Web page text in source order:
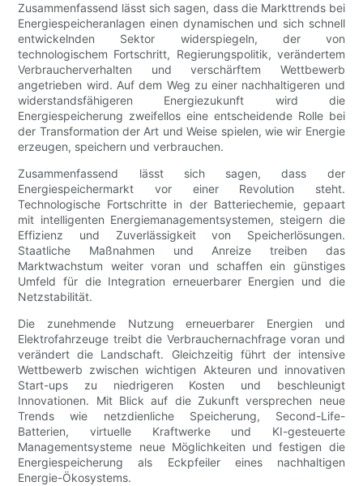
Zusammenfassend lässt sich sagen, dass die Markttrends bei
Energiespeicheranlagen einen dynamischen und sich schnell
entwickelnden Sektor widerspiegeln, der von
technologischem Fortschritt, Regierungspolitik, verändertem
Verbraucherverhalten und verschärftem Wettbewerb
angetrieben wird. Auf dem Weg zu einer nachhaltigeren und
widerstandsfähigeren Energiezukunft wird die
Energiespeicherung zweifellos eine entscheidende Rolle bei
der Transformation der Art und Weise spielen, wie wir Energie
erzeugen, speichern und verbrauchen.
Zusammenfassend lässt sich sagen, dass der
Energiespeichermarkt vor einer Revolution steht.
Technologische Fortschritte in der Batteriechemie, gepaart
mit intelligenten Energiemanagementsystemen, steigern die
Effizienz und Zuverlässigkeit von Speicherlösungen.
Staatliche Maßnahmen und Anreize treiben das
Marktwachstum weiter voran und schaffen ein günstiges
Umfeld für die Integration erneuerbarer Energien und die
Netzstabilität.
Die zunehmende Nutzung erneuerbarer Energien und
Elektrofahrzeuge treibt die Verbrauchernachfrage voran und
verändert die Landschaft. Gleichzeitig führt der intensive
Wettbewerb zwischen wichtigen Akteuren und innovativen
Start-ups zu niedrigeren Kosten und beschleunigt
Innovationen. Mit Blick auf die Zukunft versprechen neue
Trends wie netzdienliche Speicherung, Second-Life-
Batterien, virtuelle Kraftwerke und KI-gesteuerte
Managementsysteme neue Möglichkeiten und festigen die
Energiespeicherung als Eckpfeiler eines nachhaltigen
Energie-Ökosystems.